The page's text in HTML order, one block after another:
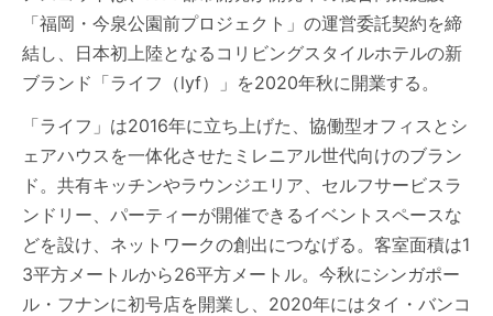
「福岡・今泉公園前プロジェクト」の運営委託契約を締
結し、日本初上陸となるコリビングスタイルホテルの新
ブランド「ライフ（lyf）」を2020年秋に開業する。
「ライフ」は2016年に立ち上げた、協働型オフィスとシ
ェアハウスを一体化させたミレニアル世代向けのブラン
ド。共有キッチンやラウンジエリア、セルフサービスラ
ンドリー、パーティーが開催できるイベントスペースな
どを設け、ネットワークの創出につなげる。客室面積は1
3平方メートルから26平方メートル。今秋にシンガポー
ル・フナンに初号店を開業し、2020年にはタイ・バンコ